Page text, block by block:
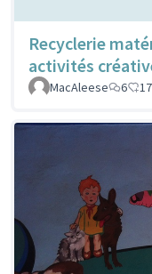
Recyclerie
activités
MacAleese 6 17